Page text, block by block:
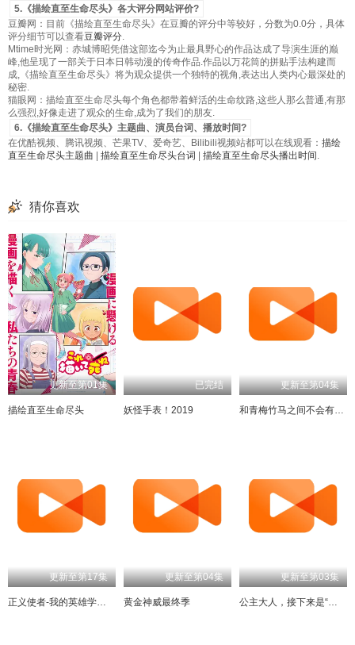
5.《描绘直至生命尽头》各大评分网站评价?
豆瓣网：目前《描绘直至生命尽头》在豆瓣的评分中等较好，分数为0.0分，具体
评分细节可以查看豆瓣评分.
Mtime时光网：赤城博昭凭借这部迄今为止最具野心的作品达成了导演生涯的巅
峰,他呈现了一部关于日本日韩动漫的传奇作品.作品以万花筒的拼贴手法构建而
成,《描绘直至生命尽头》将为观众提供一个独特的视角,表达出人类内心最深处的
秘密.
猫眼网：描绘直至生命尽头每个角色都带着鲜活的生命纹路,这些人那么普通,有那
么强烈,好像走进了观众的生命,成为了我们的朋友.
6.《描绘直至生命尽头》主题曲、演员台词、播放时间?
在优酷视频、腾讯视频、芒果TV、爱奇艺、Bilibili视频站都可以在线观看： 描绘
直至生命尽头主题曲
描绘直至生命尽头台词 描绘直至生命尽头播出时间 .
猜你喜欢
更新至第01集
描绘直至生命尽头
已完结
妖怪手表！2019
更新至第04集
和青梅竹马之间不会有恋爱喜剧
更新至第17集
正义使者-我的英雄学院之非法英雄-
更新至第04集
黄金神威最终季
更新至第03集
公主大人，接下来是“拷问”时间第2季